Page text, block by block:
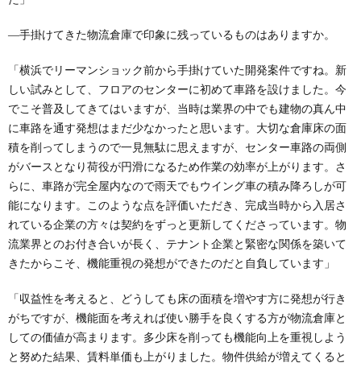
―手掛けてきた物流倉庫で印象に残っているものはありますか。
「横浜でリーマンショック前から手掛けていた開発案件ですね。新
しい試みとして、フロアのセンターに初めて車路を設けました。今
でこそ普及してきてはいますが、当時は業界の中でも建物の真ん中
に車路を通す発想はまだ少なかったと思います。大切な倉庫床の面
積を削ってしまうので一見無駄に思えますが、センター車路の両側
がバースとなり荷役が円滑になるため作業の効率が上がります。さ
らに、車路が完全屋内なので雨天でもウイング車の積み降ろしが可
能になります。このような点を評価いただき、完成当時から入居さ
れている企業の方々は契約をずっと更新してくださっています。物
流業界とのお付き合いが長く、テナント企業と緊密な関係を築いて
きたからこそ、機能重視の発想ができたのだと自負しています」
「収益性を考えると、どうしても床の面積を増やす方に発想が行き
がちですが、機能面を考えれば使い勝手を良くする方が物流倉庫と
しての価値が高まります。多少床を削っても機能向上を重視しよう
と努めた結果、賃料単価も上がりました。物件供給が増えてくると